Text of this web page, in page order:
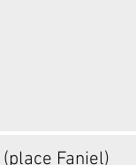
Faniel)